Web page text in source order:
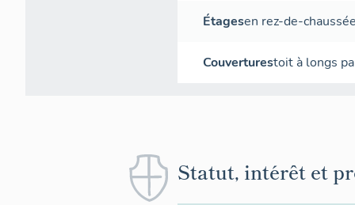
Étagesen rez-de-
Couverturestoit à longs
Statut, intérêt et